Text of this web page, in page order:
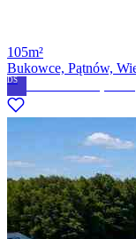
105m²
Bukowce, Pątnów,
DS